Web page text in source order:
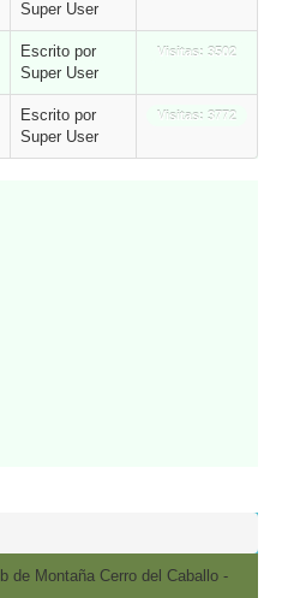
Super User
Escrito por
Super User
Visitas: 3502
Escrito por
Super User
Visitas: 3772
de Montaña Cerro del Caballo -